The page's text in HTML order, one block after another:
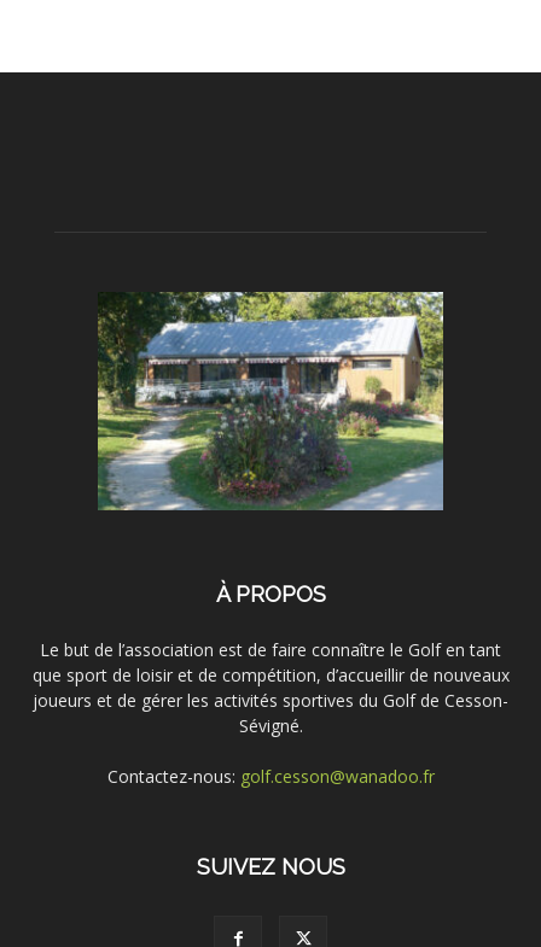
À PROPOS
Le but de l’association est de faire connaître le Golf en tant
que sport de loisir et de compétition, d’accueillir de nouveaux
joueurs et de gérer les activités sportives du Golf de Cesson-
Sévigné.
Contactez-nous: golf.cesson@wanadoo.fr
SUIVEZ NOUS